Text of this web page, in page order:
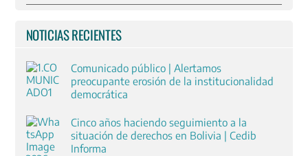
NOTICIAS RECIENTES
Comunicado público | Alertamos
preocupante erosión de la institucionalidad
democrática
Cinco años haciendo seguimiento a la
situación de derechos en Bolivia | Cedib
Informa